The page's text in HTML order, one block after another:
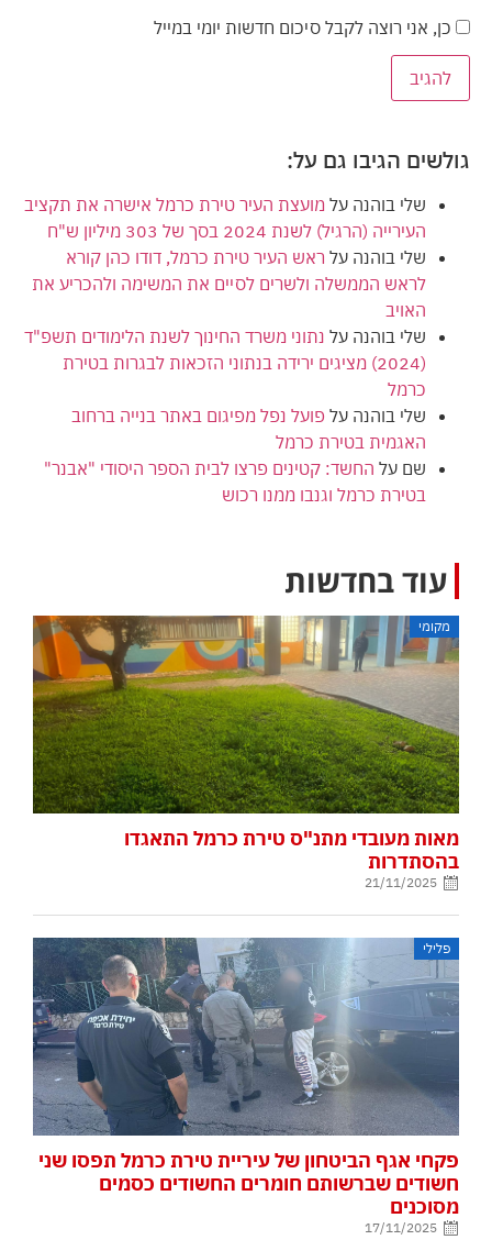
כן, אני רוצה לקבל סיכום חדשות יומי במייל
גולשים הגיבו גם על:
שלי בוהנה על מועצת העיר טירת כרמל אישרה את תקציב
העירייה (הרגיל) לשנת 2024 בסך של 303 מיליון ש"ח
שלי בוהנה על ראש העיר טירת כרמל, דודו כהן קורא
לראש הממשלה ולשרים לסיים את המשימה ולהכריע את
האויב
שלי בוהנה על נתוני משרד החינוך לשנת הלימודים תשפ"ד
(2024) מציגים ירידה בנתוני הזכאות לבגרות בטירת
כרמל
שלי בוהנה על פועל נפל מפיגום באתר בנייה ברחוב
האגמית בטירת כרמל
שם על החשד: קטינים פרצו לבית הספר היסודי "אבנר"
בטירת כרמל וגנבו ממנו רכוש
עוד בחדשות
מקומי
מאות מעובדי מתנ"ס טירת כרמל התאגדו
בהסתדרות
21/11/2025
פלילי
פקחי אגף הביטחון של עיריית טירת כרמל תפסו שני
חשודים שברשותם חומרים החשודים כסמים
מסוכנים
17/11/2025